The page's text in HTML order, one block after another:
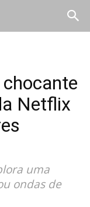
Netflix
uma
ondas de